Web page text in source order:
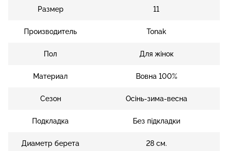
Размер 11
Производитель Tonak
Пол Для жінок
Материал Вовна 100%
Сезон Осінь-зима-весна
Подкладка Без підкладки
Диаметр берета 28 см.